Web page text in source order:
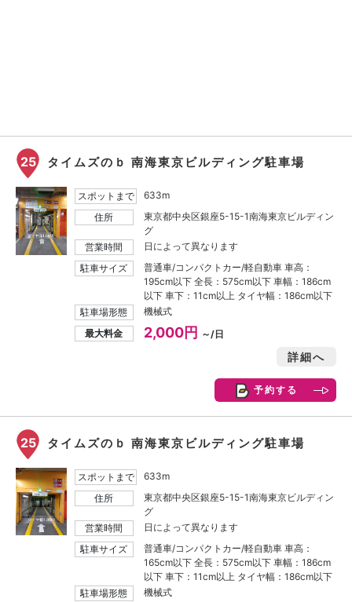
25 タイムズのｂ 南海東京ビルディング駐車場
スポットまで
633m
住所
東京都中央区銀座5-15-1南海東京ビルディン
グ
営業時間
日によって異なります
駐車サイズ
普通車/コンパクトカー/軽自動車 車高：
195cm以下 全長：575cm以下 車幅：186cm
以下 車下：11cm以上 タイヤ幅：186cm以下
駐車場形態
機械式
最大料金
2,000円 ～/日
詳細へ
予約する
25 タイムズのｂ 南海東京ビルディング駐車場
スポットまで
633m
住所
東京都中央区銀座5-15-1南海東京ビルディン
グ
営業時間
日によって異なります
駐車サイズ
普通車/コンパクトカー/軽自動車 車高：
165cm以下 全長：575cm以下 車幅：186cm
以下 車下：11cm以上 タイヤ幅：186cm以下
駐車場形態
機械式